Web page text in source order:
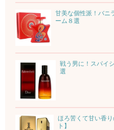
甘美な個性派！バニ
ーム８選
戦う男に！スパイ
選
ほろ苦くて甘い香
ト】